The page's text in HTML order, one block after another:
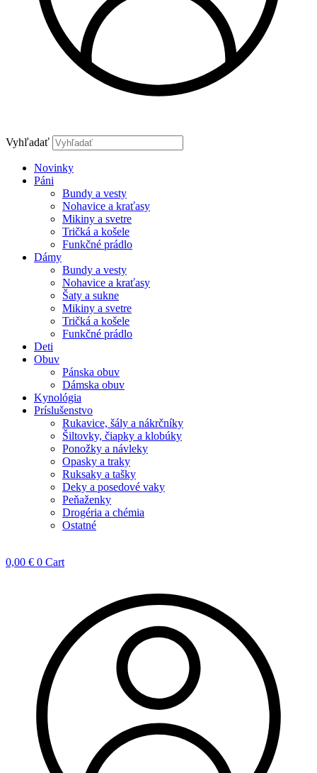
Vyhľadať
Novinky
Páni
Bundy a vesty
Nohavice a kraťasy
Mikiny a svetre
Tričká a košele
Funkčné prádlo
Dámy
Bundy a vesty
Nohavice a kraťasy
Šaty a sukne
Mikiny a svetre
Tričká a košele
Funkčné prádlo
Deti
Obuv
Pánska obuv
Dámska obuv
Kynológia
Príslušenstvo
Rukavice, šály a nákrčníky
Šiltovky, čiapky a klobúky
Ponožky a návleky
Opasky a traky
Ruksaky a tašky
Deky a posedové vaky
Peňaženky
Drogéria a chémia
Ostatné
0,00 € 0 Cart